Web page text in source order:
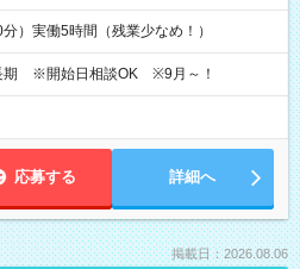
）実働5時間（残業少なめ！）
期 ※開始日相談OK ※9月～！
応募する 詳細へ
掲載日：2026.08.06